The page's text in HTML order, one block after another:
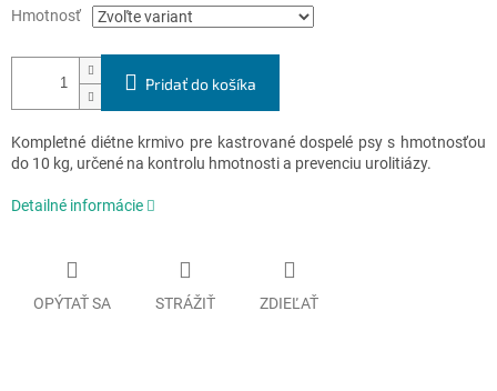
Hmotnosť
Pridať do košíka
Kompletné diétne krmivo pre kastrované dospelé psy s hmotnosťou
do 10 kg, určené na kontrolu hmotnosti a prevenciu urolitiázy.
Detailné informácie
OPÝTAŤ SA STRÁŽIŤ ZDIEĽAŤ